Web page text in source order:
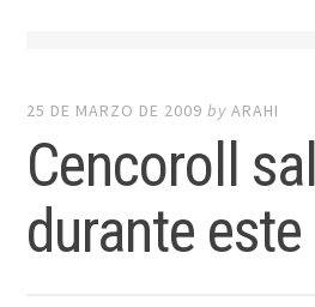
25 DE MARZO DE 2009 byARAHI
Cencoroll
durante